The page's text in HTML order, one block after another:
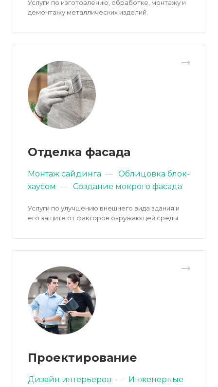
Услуги по изготовлению, обработке, монтажу и
демонтажу металлических изделий.
Отделка фасада
Монтаж сайдинга — Облицовка блок-
хаусом — Создание мокрого фасада
Услуги по улучшению внешнего вида здания и
его защите от факторов окружающей среды.
Проектирование
Дизайн интерьеров —
Инженерные